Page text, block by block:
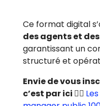
Ce format digital
des agents et
garantissant un
structuré et
Envie de vous
c’est par ici 👉🏼